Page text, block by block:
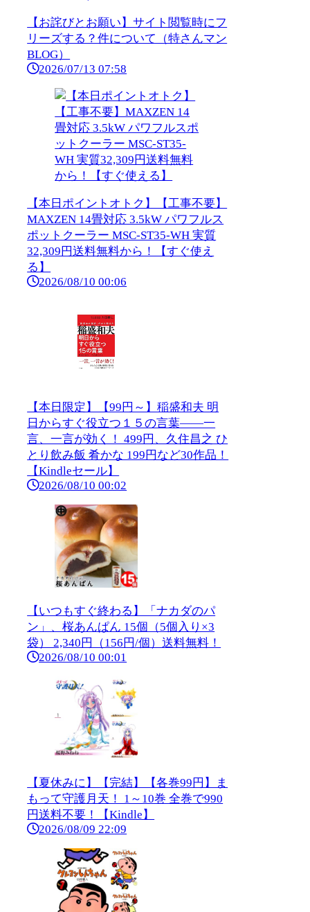
【お詫びとお願い】サイト閲覧時にフ
リーズする？件について（特さんマン
BLOG）
2026/07/13 07:58
【本日ポイントオトク】【工事不要】
MAXZEN 14畳対応 3.5kW パワフルス
ポットクーラー MSC-ST35-WH 実質
32,309円送料無料から！【すぐ使え
る】
2026/08/10 00:06
【本日限定】【99円～】稲盛和夫 明
日からすぐ役立つ１５の言葉――一
言、一言が効く！ 499円、久住昌之 ひ
とり飲み飯 肴かな 199円など30作品！
【Kindleセール】
2026/08/10 00:02
【いつもすぐ終わる】「ナカダのパ
ン」、桜あんぱん 15個（5個入り×3
袋） 2,340円（156円/個）送料無料！
2026/08/10 00:01
【夏休みに】【完結】【各巻99円】ま
もって守護月天！ 1～10巻 全巻で990
円送料不要！【Kindle】
2026/08/09 22:09